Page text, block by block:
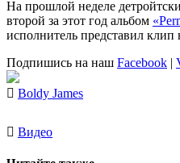
На прошлой неделе
второй за этот год альбом
исполнитель представил клип
Подпишись на наш Facebook |
Boldy James
Видео